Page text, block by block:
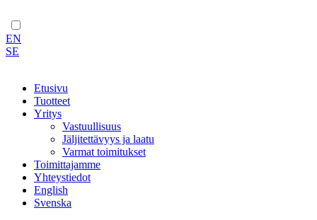
EN
SE
Etusivu
Tuotteet
Yritys
Vastuullisuus
Jäljitettävyys ja laatu
Varmat toimitukset
Toimittajamme
Yhteystiedot
English
Svenska